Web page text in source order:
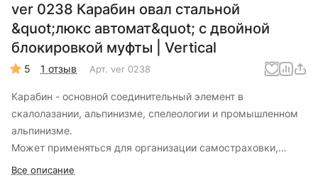
ver 0238 Карабин овал стальной
&quot;люкс автомат&quot; с двойной
блокировкой муфты | Vertical
5 1 отзыв Арт. ver 0238
Карабин - основной соединительный элемент в
скалолазании, альпинизме, спелеологии и промышленном
альпинизме.
Может применяться для организации самостраховки,
станций, присоединения страховочных устройств и т.д.
Все описание